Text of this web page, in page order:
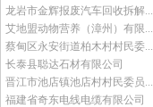
龙岩市金辉报废汽车回收拆解...
艾地盟动物营养（漳州）有限...
蔡甸区永安街道柏木村村民委...
长泰县聪达石材有限公司
晋江市池店镇池店村村民委员...
福建省奇东电线电缆有限公司